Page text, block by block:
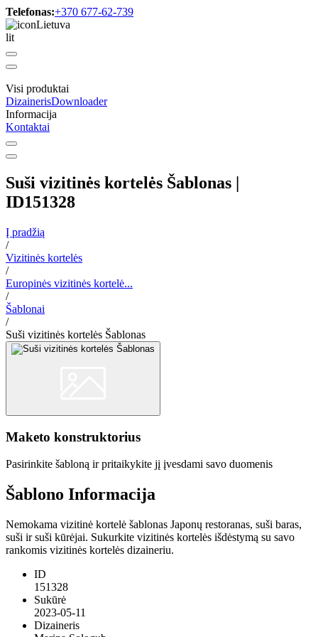
Telefonas:+370 677-62-739
Lietuva
lit
Visi produktai
DizainerisDownloader
Informacija
Kontaktai
Suši vizitinės kortelės Šablonas |
ID151328
Į pradžią
/
Vizitinės kortelės
/
Europinės vizitinės kortelė...
/
Šablonai
/
Suši vizitinės kortelės Šablonas
Maketo konstruktorius
Pasirinkite šabloną ir pritaikykite jį įvesdami savo duomenis
Šablono Informacija
Nemokama vizitinė kortelė šablonas Japonų restoranas, suši baras,
suši ir suši kūrėjai. Sukurkite vizitinės kortelės išdėstymą su savo
rankomis vizitinės kortelės dizaineriu.
ID
151328
Sukūrė
2023-05-11
Dizaineris